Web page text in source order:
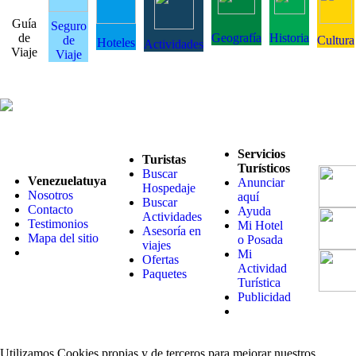
Guía
de
Viaje
Seguro
de
Viaje
Hoteles Actividades Geografía Historia Cultura
Venezuelatuya
Nosotros
Contacto
Testimonios
Mapa del sitio
Turistas
Buscar
Hospedaje
Buscar
Actividades
Asesoría en
viajes
Ofertas
Paquetes
Servicios
Turísticos
Anunciar
aquí
Ayuda
Mi Hotel
o Posada
Mi
Actividad
Turística
Publicidad
Utilizamos Cookies propias y de terceros para mejorar nuestros